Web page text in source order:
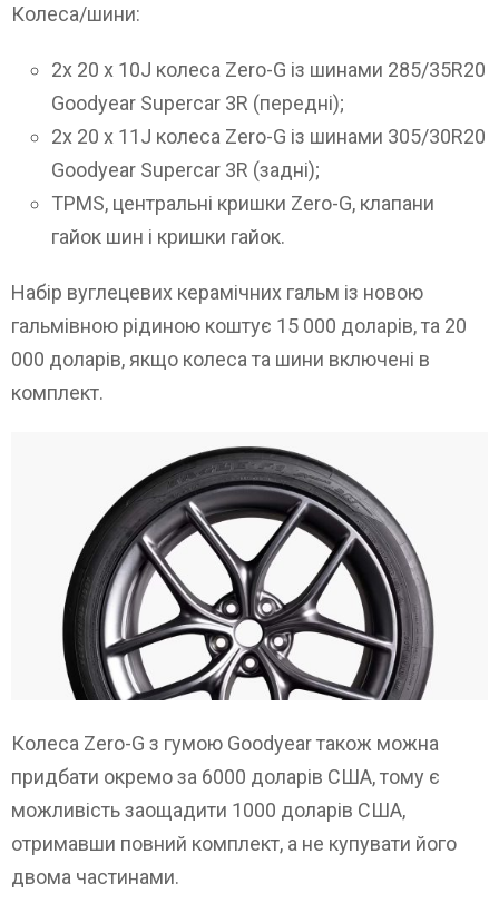
Колеса/шини:
2x 20 x 10J колеса Zero-G із шинами 285/35R20
Goodyear Supercar 3R (передні);
2x 20 x 11J колеса Zero-G із шинами 305/30R20
Goodyear Supercar 3R (задні);
TPMS, центральні кришки Zero-G, клапани
гайок шин і кришки гайок.
Набір вуглецевих керамічних гальм із новою
гальмівною рідиною коштує 15 000 доларів, та 20
000 доларів, якщо колеса та шини включені в
комплект.
Колеса Zero-G з гумою Goodyear також можна
придбати окремо за 6000 доларів США, тому є
можливість заощадити 1000 доларів США,
отримавши повний комплект, а не купувати його
двома частинами.